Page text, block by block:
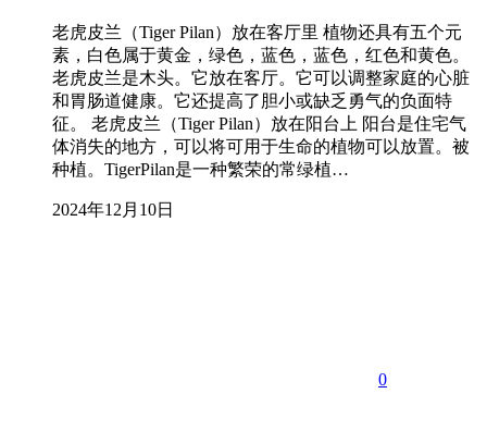
老虎皮兰（Tiger Pilan）放在客厅里 植物还具有五个元
素，白色属于黄金，绿色，蓝色，蓝色，红色和黄色。
老虎皮兰是木头。它放在客厅。它可以调整家庭的心脏
和胃肠道健康。它还提高了胆小或缺乏勇气的负面特
征。 老虎皮兰（Tiger Pilan）放在阳台上 阳台是住宅气
体消失的地方，可以将可用于生命的植物可以放置。被
种植。TigerPilan是一种繁荣的常绿植…
2024年12月10日
0